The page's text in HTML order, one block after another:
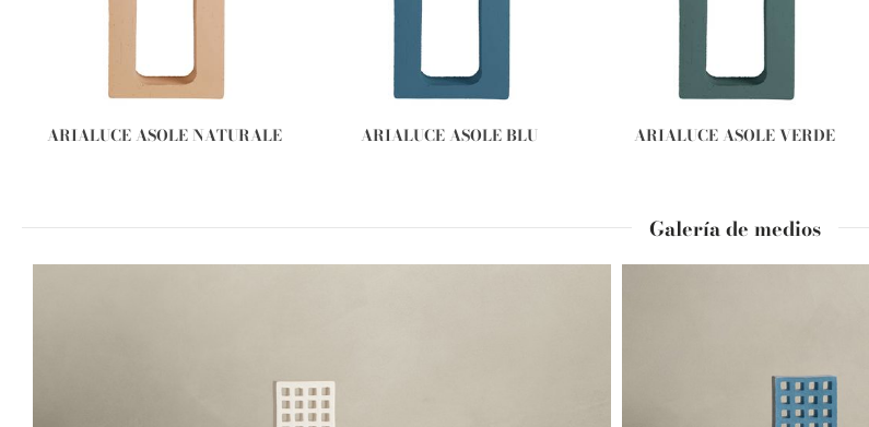
Galería de medios
ARIALUCE ASOLE NATURALE ARIALUCE ASOLE BLU ARIALUCE ASOLE VERDE